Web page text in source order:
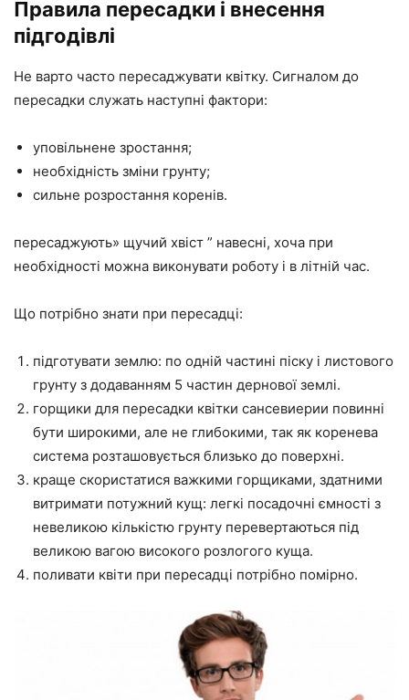
Правила пересадки і внесення
підгодівлі
Не варто часто пересаджувати квітку. Сигналом до
пересадки служать наступні фактори:
уповільнене зростання;
необхідність зміни грунту;
сильне розростання коренів.
пересаджують» щучий хвіст ” навесні, хоча при
необхідності можна виконувати роботу і в літній час.
Що потрібно знати при пересадці:
підготувати землю: по одній частині піску і листового
грунту з додаванням 5 частин дернової землі.
горщики для пересадки квітки сансевиерии повинні
бути широкими, але не глибокими, так як коренева
система розташовується близько до поверхні.
краще скористатися важкими горщиками, здатними
витримати потужний кущ: легкі посадочні ємності з
невеликою кількістю грунту перевертаються під
великою вагою високого розлогого куща.
поливати квіти при пересадці потрібно помірно.